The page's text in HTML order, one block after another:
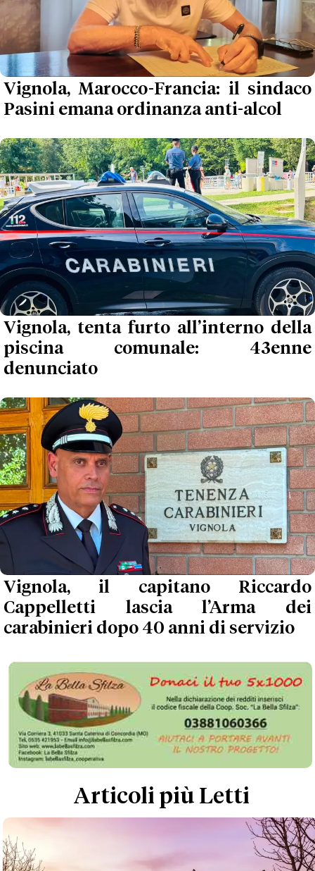
Vignola, Marocco-Francia: il sindaco
Pasini emana ordinanza anti-alcol
Vignola, tenta furto all’interno della
piscina comunale: 43enne
denunciato
Vignola, il capitano Riccardo
Cappelletti lascia l’Arma dei
carabinieri dopo 40 anni di servizio
Articoli più Letti